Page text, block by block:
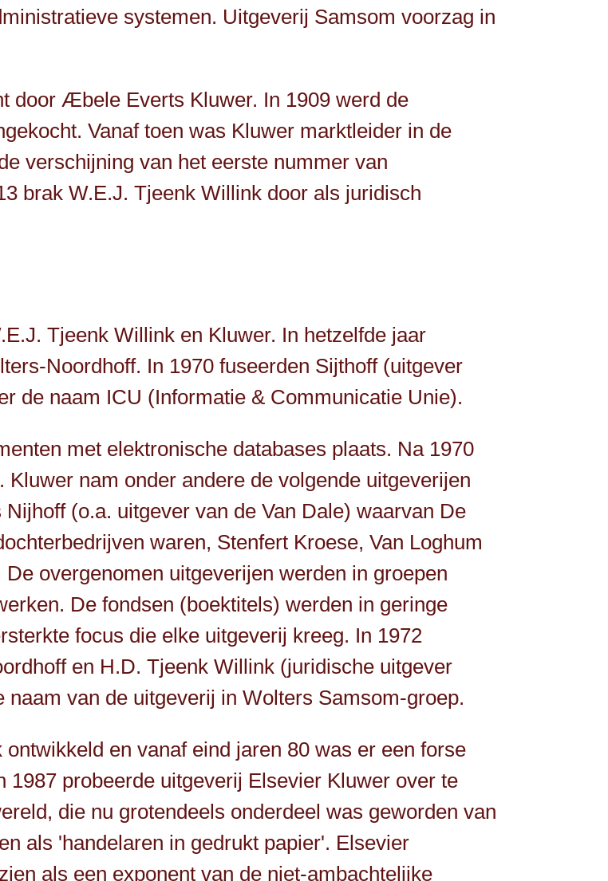
systemen. Uitgeverij Samsom voorzag in
door Æbele Everts Kluwer. In 1909 werd de
Vanaf toen was Kluwer marktleider in de
verschijning van het eerste nummer van
brak W.E.J. Tjeenk Willink door als juridisch
Tjeenk Willink en Kluwer. In hetzelfde jaar
Noordhoff. In 1970 fuseerden Sijthoff (uitgever
de naam ICU (Informatie & Communicatie Unie).
met elektronische databases plaats. Na 1970
nam onder andere de volgende uitgeverijen
(o.a. uitgever van de Van Dale) waarvan De
waren, Stenfert Kroese, Van Loghum
overgenomen uitgeverijen werden in groepen
De fondsen (boektitels) werden in geringe
focus die elke uitgeverij kreeg. In 1972
en H.D. Tjeenk Willink (juridische uitgever
van de uitgeverij in Wolters Samsom-groep.
en vanaf eind jaren 80 was er een forse
probeerde uitgeverij Elsevier Kluwer over te
die nu grotendeels onderdeel was geworden van
als 'handelaren in gedrukt papier'. Elsevier
als een exponent van de niet-ambachtelijke